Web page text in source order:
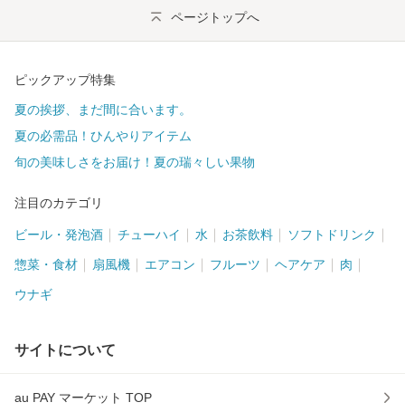
ページトップへ
ピックアップ特集
夏の挨拶、まだ間に合います。
夏の必需品！ひんやりアイテム
旬の美味しさをお届け！夏の瑞々しい果物
注目のカテゴリ
ビール・発泡酒 チューハイ 水 お茶飲料 ソフトドリンク
惣菜・食材 扇風機 エアコン フルーツ ヘアケア 肉
ウナギ
サイトについて
au PAY マーケット TOP